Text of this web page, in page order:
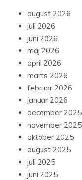
august 2026
juli 2026
juni 2026
maj 2026
april 2026
marts 2026
februar 2026
januar 2026
december 2025
november 2025
oktober 2025
august 2025
juli 2025
juni 2025